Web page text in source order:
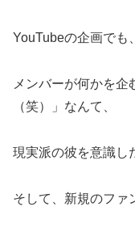
YouTubeの企画でも、
メンバーが何かを
（笑）」なんて、
現実派の彼を意識し
そして、新規のファ